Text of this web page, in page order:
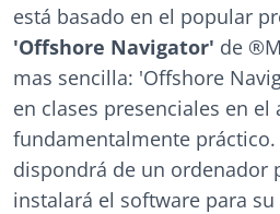
está basado en el popular
'Offshore Navigator' de
mas sencilla: 'Offshore
en clases presenciales en el
fundamentalmente práctico.
dispondrá de un ordenador
instalará el software para